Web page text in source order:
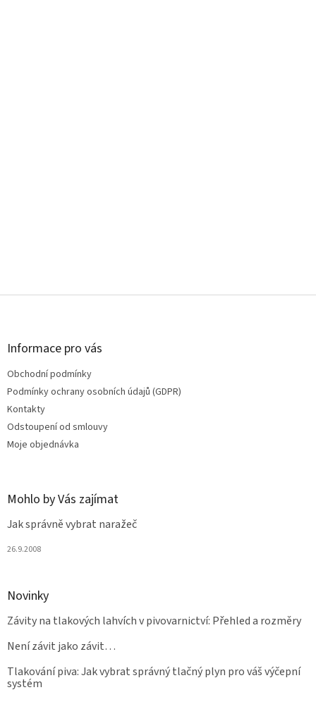
Z
Informace pro vás
Obchodní podmínky
Podmínky ochrany osobních údajů (GDPR)
Kontakty
Odstoupení od smlouvy
Moje objednávka
Mohlo by Vás zajímat
Jak správně vybrat naražeč
26.9.2008
Novinky
Závity na tlakových lahvích v pivovarnictví: Přehled a rozměry
Není závit jako závit…
Tlakování piva: Jak vybrat správný tlačný plyn pro váš výčepní
systém